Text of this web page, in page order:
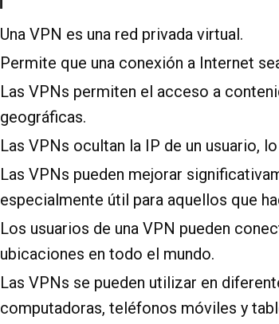
Una VPN es una red privada virtual.
Permite que una conexión a Internet
Las VPNs permiten el acceso a
geográficas.
Las VPNs ocultan la IP de un usuario,
Las VPNs pueden mejorar
especialmente útil para aquellos que
Los usuarios de una VPN pueden
ubicaciones en todo el mundo.
Las VPNs se pueden utilizar en
computadoras, teléfonos móviles y